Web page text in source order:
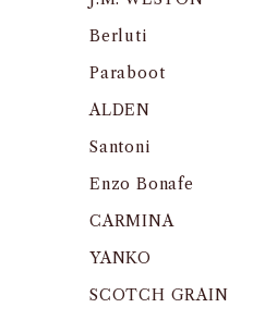
Berluti
Paraboot
ALDEN
Santoni
Enzo Bonafe
CARMINA
YANKO
SCOTCH GRAIN